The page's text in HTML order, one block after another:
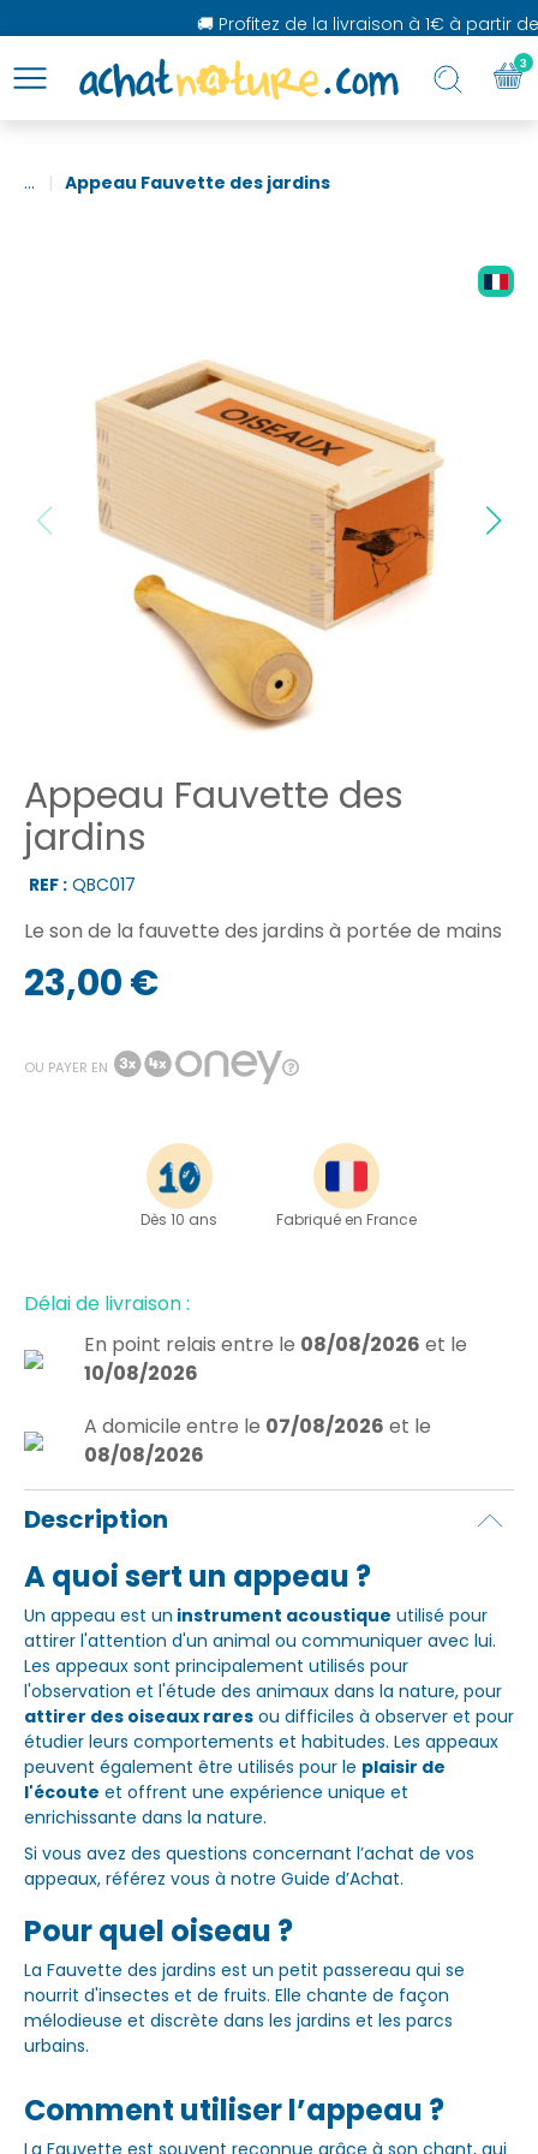
🚚 Profitez de la livraison à 1€ à partir de
... Appeau Fauvette des jardins
Appeau Fauvette des
jardins
REF : QBC017
Le son de la fauvette des jardins à portée de mains
23,00 €
OU PAYER EN
Dès 10 ans Fabriqué en France
Délai de livraison :
En point relais entre le 08/08/2026 et le
10/08/2026
A domicile entre le 07/08/2026 et le
08/08/2026
Description
A quoi sert un appeau ?
Un appeau est un instrument acoustique utilisé pour
attirer l'attention d'un animal ou communiquer avec lui.
Les appeaux sont principalement utilisés pour
l'observation et l'étude des animaux dans la nature, pour
attirer des oiseaux rares ou difficiles à observer et pour
étudier leurs comportements et habitudes. Les appeaux
peuvent également être utilisés pour le plaisir de
l'écoute et offrent une expérience unique et
enrichissante dans la nature.
Si vous avez des questions concernant l’achat de vos
appeaux, référez vous à notre Guide d’Achat.
Pour quel oiseau ?
La Fauvette des jardins est un petit passereau qui se
nourrit d'insectes et de fruits. Elle chante de façon
mélodieuse et discrète dans les jardins et les parcs
urbains.
Comment utiliser l’appeau ?
3